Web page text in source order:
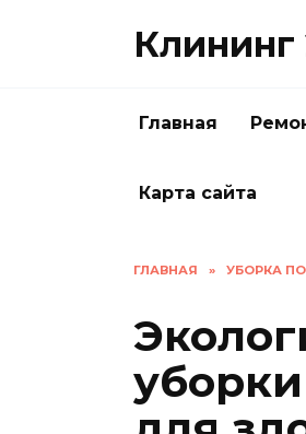
Клининг
Главная
Карта сайта
ГЛАВНАЯ » УБОРКА